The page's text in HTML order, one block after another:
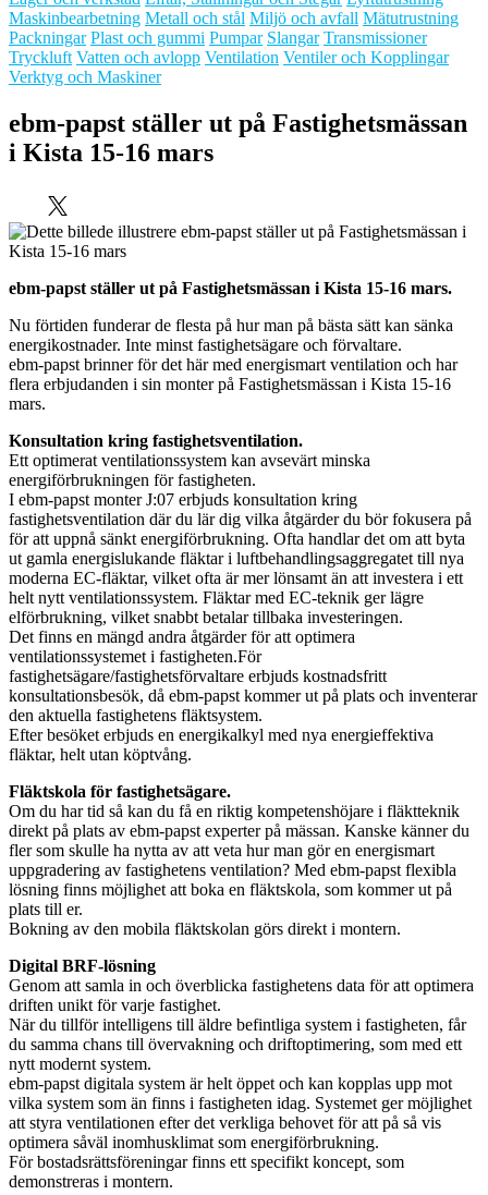
Maskinbearbetning Metall och stål Miljö och avfall Mätutrustning
Packningar Plast och gummi Pumpar Slangar Transmissioner
Tryckluft Vatten och avlopp Ventilation Ventiler och Kopplingar
Verktyg och Maskiner
ebm-papst ställer ut på Fastighetsmässan
i Kista 15-16 mars
ebm-papst ställer ut på Fastighetsmässan i Kista 15-16 mars.
Nu förtiden funderar de flesta på hur man på bästa sätt kan sänka
energikostnader. Inte minst fastighetsägare och förvaltare.
ebm-papst brinner för det här med energismart ventilation och har
flera erbjudanden i sin monter på Fastighetsmässan i Kista 15-16
mars.
Konsultation kring fastighetsventilation.
Ett optimerat ventilationssystem kan avsevärt minska
energiförbrukningen för fastigheten.
I ebm-papst monter J:07 erbjuds konsultation kring
fastighetsventilation där du lär dig vilka åtgärder du bör fokusera på
för att uppnå sänkt energiförbrukning. Ofta handlar det om att byta
ut gamla energislukande fläktar i luftbehandlingsaggregatet till nya
moderna EC-fläktar, vilket ofta är mer lönsamt än att investera i ett
helt nytt ventilationssystem. Fläktar med EC-teknik ger lägre
elförbrukning, vilket snabbt betalar tillbaka investeringen.
Det finns en mängd andra åtgärder för att optimera
ventilationssystemet i fastigheten.För
fastighetsägare/fastighetsförvaltare erbjuds kostnadsfritt
konsultationsbesök, då ebm-papst kommer ut på plats och inventerar
den aktuella fastighetens fläktsystem.
Efter besöket erbjuds en energikalkyl med nya energieffektiva
fläktar, helt utan köptvång.
Fläktskola för fastighetsägare.
Om du har tid så kan du få en riktig kompetenshöjare i fläktteknik
direkt på plats av ebm-papst experter på mässan. Kanske känner du
fler som skulle ha nytta av att veta hur man gör en energismart
uppgradering av fastighetens ventilation? Med ebm-papst flexibla
lösning finns möjlighet att boka en fläktskola, som kommer ut på
plats till er.
Bokning av den mobila fläktskolan görs direkt i montern.
Digital BRF-lösning
Genom att samla in och överblicka fastighetens data för att optimera
driften unikt för varje fastighet.
När du tillför intelligens till äldre befintliga system i fastigheten, får
du samma chans till övervakning och driftoptimering, som med ett
nytt modernt system.
ebm-papst digitala system är helt öppet och kan kopplas upp mot
vilka system som än finns i fastigheten idag. Systemet ger möjlighet
att styra ventilationen efter det verkliga behovet för att på så vis
optimera såväl inomhusklimat som energiförbrukning.
För bostadsrättsföreningar finns ett specifikt koncept, som
demonstreras i montern.